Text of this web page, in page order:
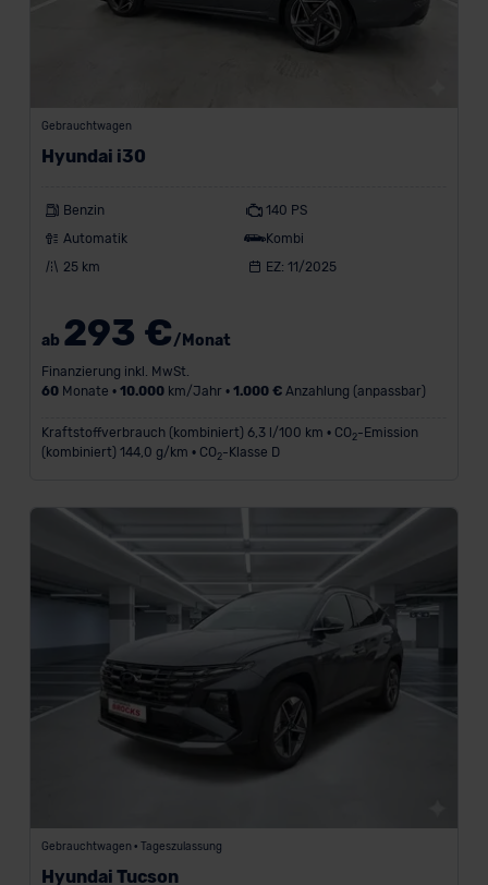
der EU erfolgt, erfolgt dies ausschließlich auf der
Grundlage eines Angemessenheitsbeschlusses der EU-
DSGVO) oder wenn Sie hierzu Ihre Einwilligung freiwillig
erteilen. Nähere Informationen zu den bestehenden
unserem Datenschutzbeauftragten unter
datenschutz@meinauto.de anfordern.
Gebrauchtwagen
Hyundai i30
Benzin
140 PS
Automatik
Kombi
25 km
EZ: 11/2025
ab 293 €/Monat
Finanzierung inkl. MwSt.
60Monate • 10.000km/Jahr • 1.000 €Anzahlung (anpassbar)
Kraftstoffverbrauch (kombiniert) 6,3 l/100 km • CO 2-Emission
(kombiniert) 144,0 g/km • CO 2-Klasse D
Gebrauchtwagen • Tageszulassung
Hyundai Tucson